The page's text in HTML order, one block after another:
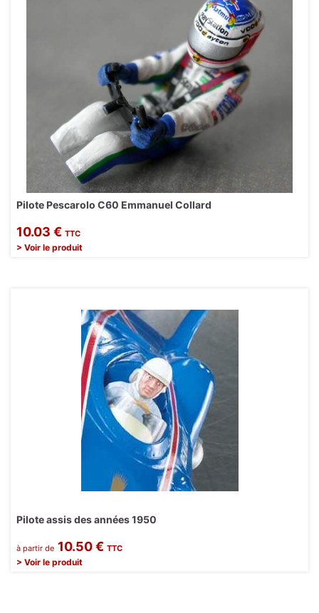
Pilote Pescarolo C60 Emmanuel Collard
10.03 € TTC
> Voir le produit
Pilote assis des années 1950
à partir de 10.50 € TTC
> Voir le produit